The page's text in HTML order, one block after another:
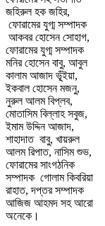
জহিরুল হক জহির,
ফোরামের যুগ্ম সম্পাদক
আকবর হোসেন সোহাগ,
ফোরামের যুগ্ম সম্পাদক
মনির হোসেন বাবু, আবুল
কালাম আজাদ ভূ্ঁইয়া,
ইকবাল হোসেন মজনু,
নুরুল আলম বিপ্লব,
মোতাসিম বিল্লাহ সবুজ,
ইমাম উদ্দিন আজাদ,
শাহাদাত বাবু, খায়রুল
আলম রিপাত, নাসিম শুভ,
ফোরামের সাংগঠনিক
সম্পাদক গোলাম কিবরিয়া
রাহাত, দপ্তর সম্পাদক
আজিজ আহমদ সহ আরো
অনেকে।